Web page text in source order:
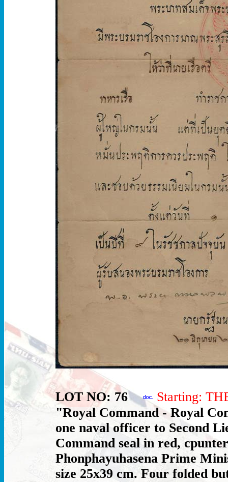
LOT NO: 76
Starting:
"Royal Command - Royal
one naval officer to Second
Command seal in red,
Phonphayuhasena Prime
size 25x39 cm. Four folded